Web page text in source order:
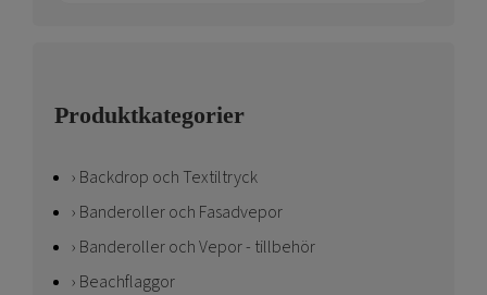
Produktkategorier
Backdrop och Textiltryck
Banderoller och Fasadvepor
Banderoller och Vepor - tillbehör
Beachflaggor